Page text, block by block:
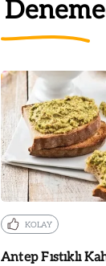
KOLAY
Antep Fıstıklı